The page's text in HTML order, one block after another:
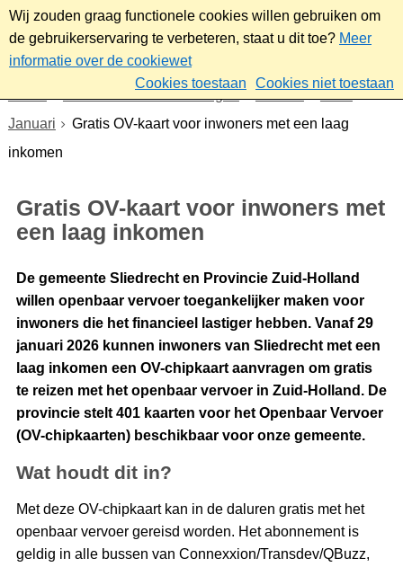
Wij zouden graag functionele cookies willen gebruiken om
de gebruikerservaring te verbeteren, staat u dit toe? Meer
informatie over de cookiewet
Cookies toestaan
Cookies niet toestaan
Nieuws & bekendmakingen Nieuws
2026
Januari
Gratis OV-kaart voor inwoners met een laag
inkomen
Gratis OV-kaart voor inwoners met
een laag inkomen
De gemeente Sliedrecht en Provincie Zuid-Holland
willen openbaar vervoer toegankelijker maken voor
inwoners die het financieel lastiger hebben. Vanaf 29
januari 2026 kunnen inwoners van Sliedrecht met een
laag inkomen een OV-chipkaart aanvragen om gratis
te reizen met het openbaar vervoer in Zuid-Holland. De
provincie stelt 401 kaarten voor het Openbaar Vervoer
(OV-chipkaarten) beschikbaar voor onze gemeente.
Wat houdt dit in?
Met deze OV-chipkaart kan in de daluren gratis met het
openbaar vervoer gereisd worden. Het abonnement is
geldig in alle bussen van Connexxion/Transdev/QBuzz,